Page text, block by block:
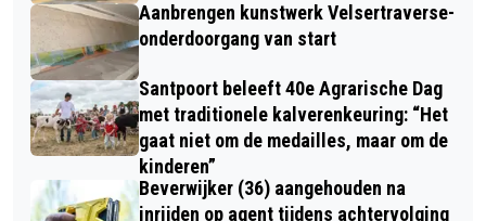
Aanbrengen kunstwerk Velsertraverse-
onderdoorgang van start
Santpoort beleeft 40e Agrarische Dag
met traditionele kalverenkeuring: “Het
gaat niet om de medailles, maar om de
kinderen”
Beverwijker (36) aangehouden na
inrijden op agent tijdens achtervolging